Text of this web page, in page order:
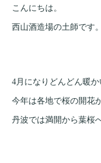
こんにちは。
西山酒造場の土師です。
4月になりどんどん暖か
今年は各地で桜の開花
丹波では満開から葉桜